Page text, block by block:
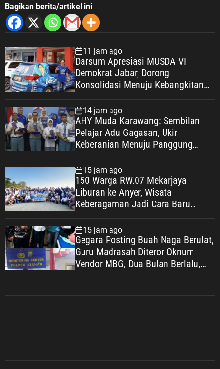
Bagikan berita/artikel ini
11 jam ago
Darsum Apresiasi MUSDA VI
Demokrat Jabar, Dorong
Konsolidasi Menuju Kebangkitan
14 jam ago
AHY Muda Karawang: Sembilan
Pelajar Adu Gagasan, Ukir
Keberanian Menuju Panggung
15 jam ago
150 Warga RW.07 Mekarjaya
Liburan ke Anyer, Wisata
Keberagaman Jadi Cara Baru
15 jam ago
Gegara Posting Buah Naga Berulat,
Guru Madrasah Diteror Oknum
Vendor MBG, Dua Bulan Berlalu,